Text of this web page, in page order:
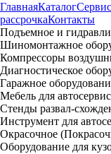
ГлавнаяКаталог
рассрочкаКонтакты
Подъемное и
Шиномонтажное
Компрессоры
Диагностическое
Гаражное
Мебель для
Стенды развал-
Инструмент для
Окрасочное
Оборудование для